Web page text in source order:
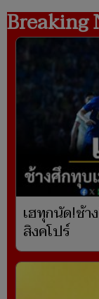
Breaking
เฮทุกนัด!ช้า
สิงคโปร์